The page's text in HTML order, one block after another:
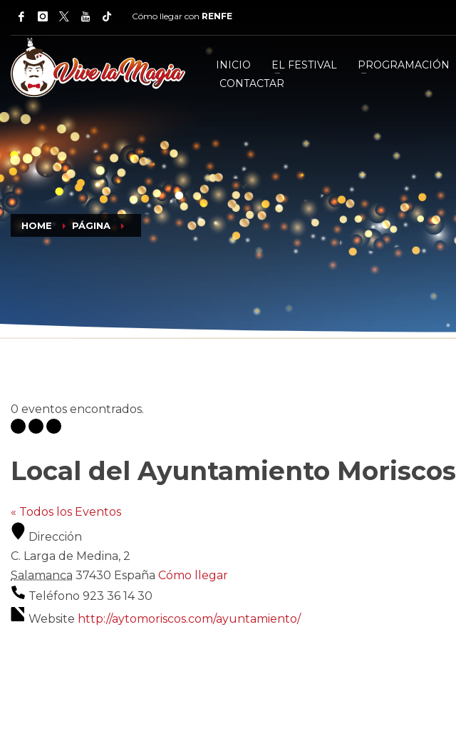
Cómo llegar con RENFE
INICIO EL FESTIVAL PROGRAMACIÓN
CONTACTAR
HOME PÁGINA
0 eventos encontrados.
Local del Ayuntamiento Moriscos
« Todos los Eventos
Dirección
C. Larga de Medina, 2
Salamanca 37430 España Cómo llegar
Teléfono 923 36 14 30
Website http://aytomoriscos.com/ayuntamiento/